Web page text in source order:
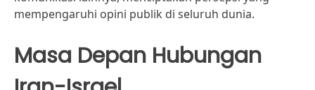
mempengaruhi opini publik di seluruh dunia.
Masa Depan Hubungan